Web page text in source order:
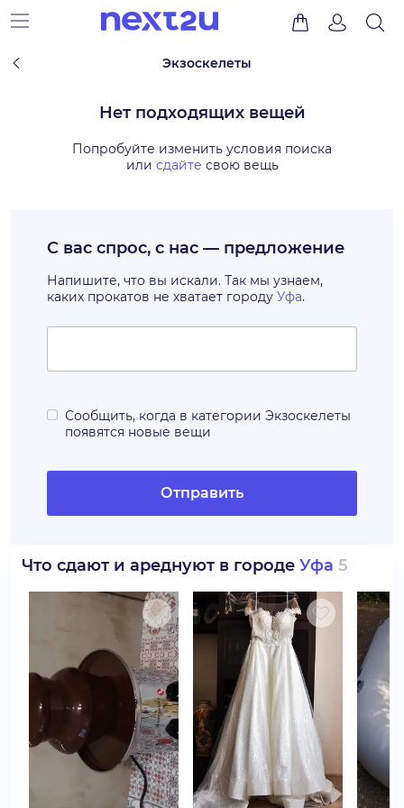
Экзоскелеты
Нет подходящих вещей
Попробуйте изменить условия поиска
или сдайте свою вещь
С вас спрос, с нас — предложение
Напишите, что вы искали. Так мы узнаем,
каких прокатов не хватает городу Уфа.
Сообщить, когда в категории Экзоскелеты
появятся новые вещи
Отправить
Что сдают и ареднуют в городе Уфа 5